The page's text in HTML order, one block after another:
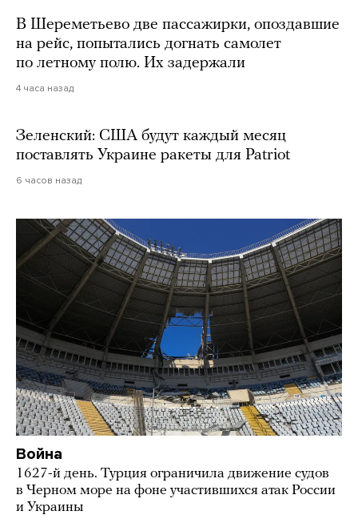
В Шереметьево две пассажирки, опоздавшие
на рейс, попытались догнать самолет
по летному полю. Их задержали
4 часа назад
Зеленский: США будут каждый месяц
поставлять Украине ракеты для Patriot
6 часов назад
Война
1627-й день. Турция ограничила движение судов
в Черном море на фоне участившихся атак России
и Украины